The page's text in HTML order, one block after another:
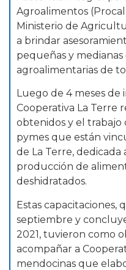
Agroalimentos
Ministerio de
a brindar
pequeñas y medianas
agroalimentarias de
Luego de 4 meses de
Cooperativa La Terre
obtenidos y el
pymes que están
de La Terre, dedicada
producción de
deshidratados.
Estas capacitaciones,
septiembre y
2021, tuvieron como
acompañar a
mendocinas que